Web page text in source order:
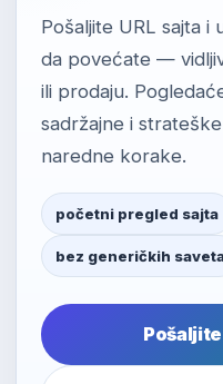
Pošaljite URL sajta
da povećate —
ili prodaju.
sadržajne i
naredne korake.
početni pregled sajta
bez generičkih